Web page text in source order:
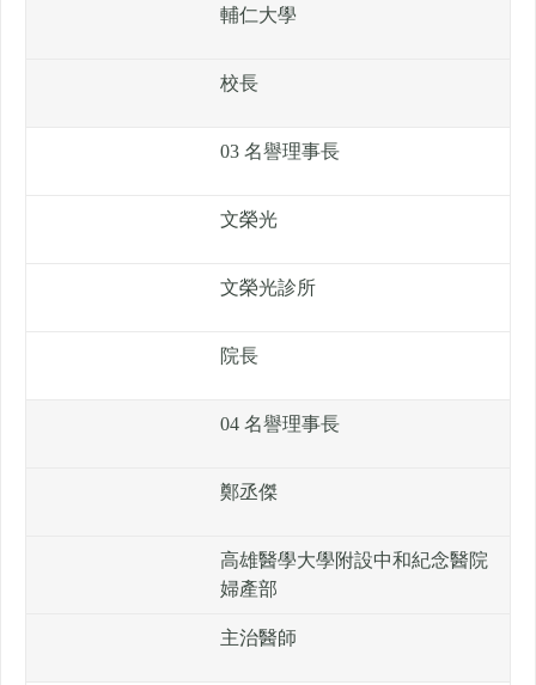
輔仁大學
校長
03 名譽理事長
文榮光
文榮光診所
院長
04 名譽理事長
鄭丞傑
高雄醫學大學附設中和紀念醫院
婦產部
主治醫師